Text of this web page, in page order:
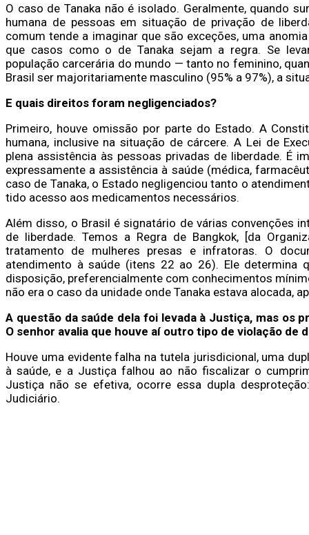
O caso de Tanaka não é isolado. Geralmente, quando
humana de pessoas em situação de privação de
comum tende a imaginar que são exceções, uma
que casos como o de Tanaka sejam a regra. Se
população carcerária do mundo — tanto no feminino,
Brasil ser majoritariamente masculino (95% a 97%), a
E quais direitos foram negligenciados?
Primeiro, houve omissão por parte do Estado. A
humana, inclusive na situação de cárcere. A Lei de
plena assistência às pessoas privadas de liberdade. É
expressamente a assistência à saúde (médica,
caso de Tanaka, o Estado negligenciou tanto o
tido acesso aos medicamentos necessários.
Além disso, o Brasil é signatário de várias convenções
de liberdade. Temos a Regra de Bangkok, [da
tratamento de mulheres presas e infratoras. O
atendimento à saúde (itens 22 ao 26). Ele determina
disposição, preferencialmente com conhecimentos
não era o caso da unidade onde Tanaka estava alocada,
A questão da saúde dela foi levada à Justiça, mas os
O senhor avalia que houve aí outro tipo de violação de
Houve uma evidente falha na tutela jurisdicional, uma
à saúde, e a Justiça falhou ao não fiscalizar o
Justiça não se efetiva, ocorre essa dupla
Judiciário.